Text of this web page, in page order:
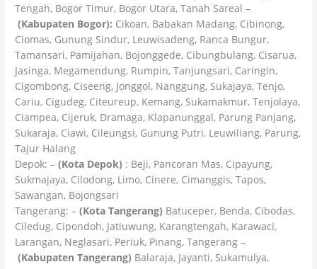
Tengah, Bogor Timur, Bogor Utara, Tanah Sareal –
(Kabupaten Bogor): Cikoan, Babakan Madang, Cibinong,
Ciomas, Gunung Sindur, Leuwisadeng, Ranca Bungur,
Tamansari, Pamijahan, Bojonggede, Cibungbulang, Cisarua,
Jasinga, Megamendung, Rumpin, Tanjungsari, Caringin,
Cigombong, Ciseeng, Jonggol, Nanggung, Sukajaya, Tenjo,
Cariu, Cigudeg, Citeureup, Kemang, Sukamakmur, Tenjolaya,
Ciampea, Cijeruk, Dramaga, Klapanunggal, Parung Panjang,
Sukaraja, Ciawi, Cileungsi, Gunung Putri, Leuwiliang, Parung,
Tajur Halang
Depok: –(Kota Depok) : Beji, Pancoran Mas, Cipayung,
Sukmajaya, Cilodong, Limo, Cinere, Cimanggis, Tapos,
Sawangan, Bojongsari
Tangerang: –(Kota Tangerang) Batuceper, Benda, Cibodas,
Ciledug, Cipondoh, Jatiuwung, Karangtengah, Karawaci,
Larangan, Neglasari, Periuk, Pinang, Tangerang –
(Kabupaten Tangerang) Balaraja, Jayanti, Sukamulya,